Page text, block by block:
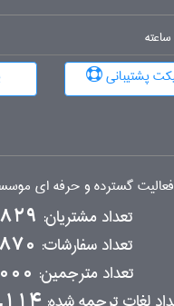
پشتیبانی
فعالیت گسترده و حرفه ای
تعداد مشتریان:
تعداد سفارشات:
تعداد مترجمین: